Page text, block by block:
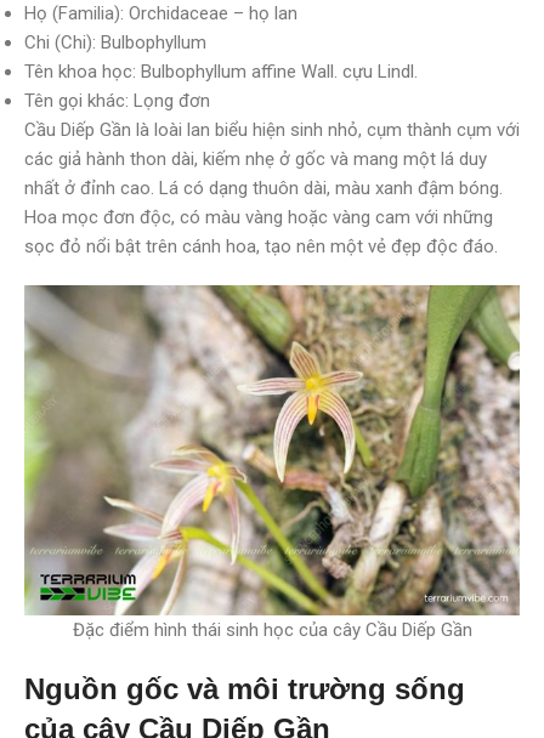
Họ (Familia): Orchidaceae – họ lan
Chi (Chi): Bulbophyllum
Tên khoa học: Bulbophyllum affine Wall. cựu Lindl.
Tên gọi khác: Lọng đơn
Cầu Diếp Gần là loài lan biểu hiện sinh nhỏ, cụm thành cụm với
các giả hành thon dài, kiếm nhẹ ở gốc và mang một lá duy
nhất ở đỉnh cao. Lá có dạng thuôn dài, màu xanh đậm bóng.
Hoa mọc đơn độc, có màu vàng hoặc vàng cam với những
sọc đỏ nổi bật trên cánh hoa, tạo nên một vẻ đẹp độc đáo.
Đặc điểm hình thái sinh học của cây Cầu Diếp Gần
Nguồn gốc và môi trường sống
của cây Cầu Diếp Gần